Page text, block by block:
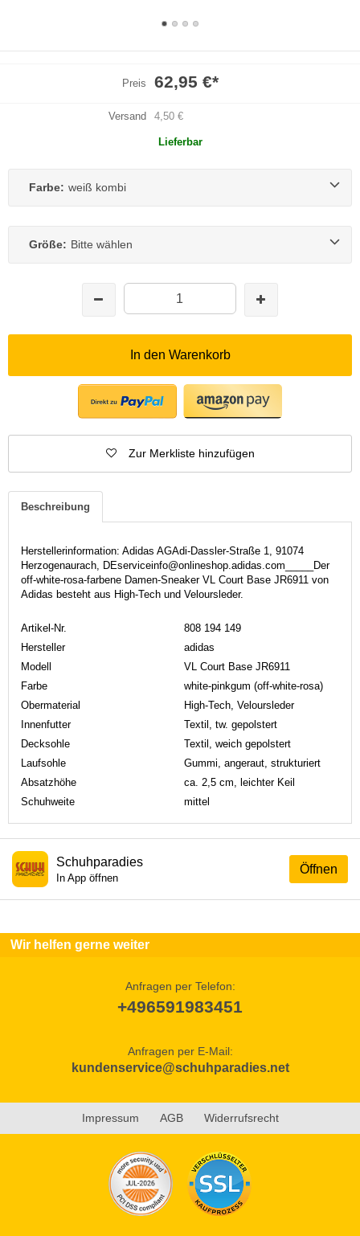
Preis 62,95 €*
Versand 4,50 €
Lieferbar
Farbe: weiß kombi
Größe: Bitte wählen
In den Warenkorb
Zur Merkliste hinzufügen
Beschreibung
Herstellerinformation: Adidas AGAdi-Dassler-Straße 1, 91074
Herzogenaurach, DEserviceinfo@onlineshop.adidas.com_____Der
off-white-rosa-farbene Damen-Sneaker VL Court Base JR6911 von
Adidas besteht aus High-Tech und Veloursleder.
Artikel-Nr.
808 194 149
Hersteller
adidas
Modell
VL Court Base JR6911
Farbe
white-pinkgum (off-white-rosa)
Obermaterial
High-Tech, Veloursleder
Innenfutter
Textil, tw. gepolstert
Decksohle
Textil, weich gepolstert
Laufsohle
Gummi, angeraut, strukturiert
Absatzhöhe
ca. 2,5 cm, leichter Keil
Schuhweite
mittel
Öffnen
Schuhparadies
In App öffnen
Wir helfen gerne weiter
Anfragen per Telefon:
+496591983451
Anfragen per E-Mail:
kundenservice@schuhparadies.net
Impressum AGB Widerrufsrecht